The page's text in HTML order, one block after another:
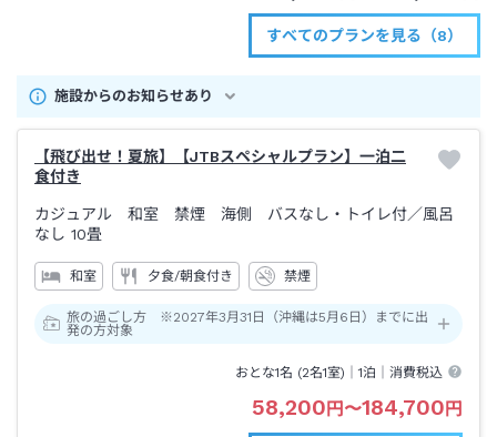
すべてのプランを見る（8）
施設からのお知らせあり
【飛び出せ！夏旅】【JTBスペシャルプラン】一泊二
食付き
カジュアル 和室 禁煙 海側 バスなし・トイレ付／風呂
なし 10畳
和室 夕食/朝食付き 禁煙
旅の過ごし方 ※2027年3月31日（沖縄は5月6日）までに出
発の方対象
おとな1名 (2名1室)｜1泊 ｜消費税込
58,200円〜184,700円